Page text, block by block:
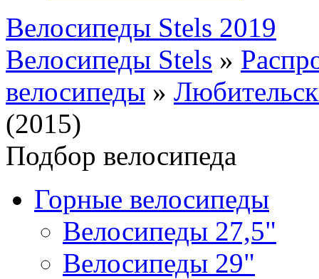
Велосипеды Stels 2019
Велосипеды Stels »
велосипеды »
(2015)
Подбор велосипеда
Горные велосипеды
Велосипеды 27,5"
Велосипеды 29"